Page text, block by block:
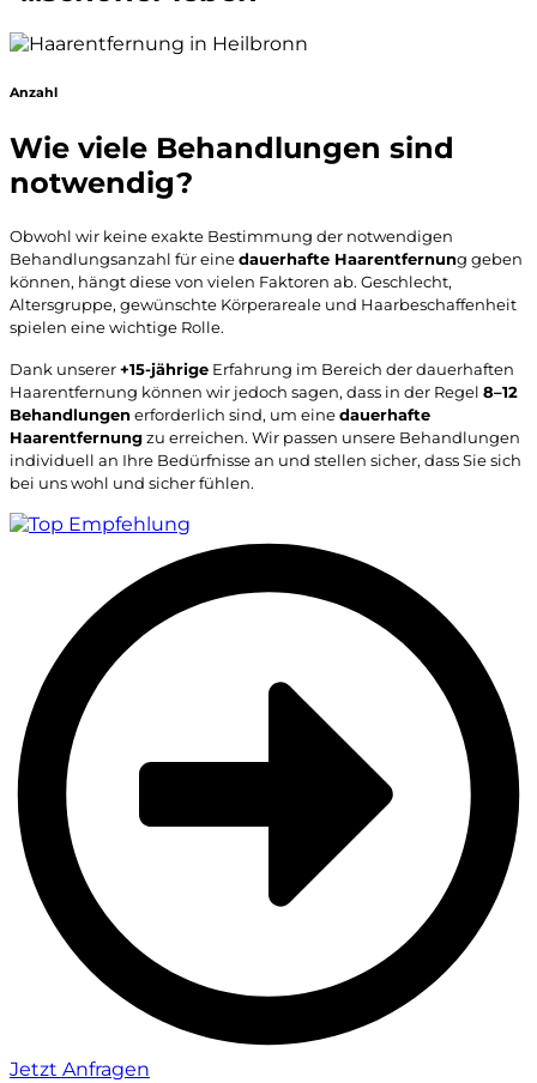
Anzahl
Wie viele Behandlungen sind
notwendig?
Obwohl wir keine exakte Bestimmung der notwendigen
Behandlungsanzahl für einedauerhafte Haarentfernung geben
können, hängt diese von vielen Faktoren ab. Geschlecht,
Altersgruppe, gewünschte Körperareale und Haarbeschaffenheit
spielen eine wichtige Rolle.
Dank unserer+15-jährige Erfahrung im Bereich der dauerhaften
Haarentfernung können wir jedoch sagen, dass in der Regel 8–12
Behandlungenerforderlich sind, um einedauerhafte
Haarentfernungzu erreichen. Wir passen unsere Behandlungen
individuell an Ihre Bedürfnisse an und stellen sicher, dass Sie sich
bei uns wohl und sicher fühlen.
Jetzt Anfragen